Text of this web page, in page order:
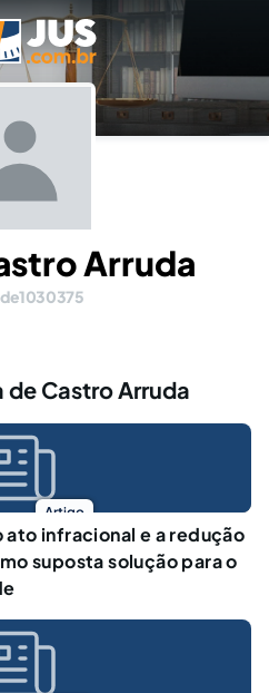
Arruda
de Castro Arruda
Artigo
infracional e a redução
suposta solução para o